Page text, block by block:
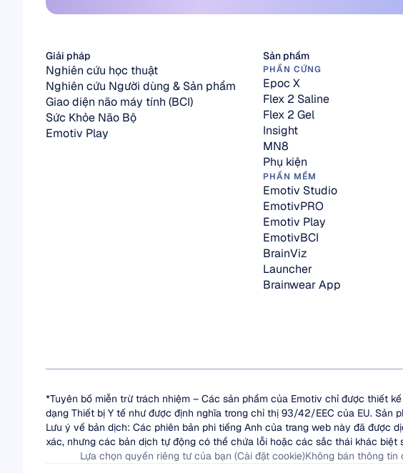
Giải pháp
Nghiên cứu học thuật
Nghiên cứu Người dùng & Sản phẩm
Giao diện não máy tính (BCI)
Sức Khỏe Não Bộ
Emotiv Play
Sản phẩm
PHẦN CỨNG
Epoc X
Flex 2 Saline
Flex 2 Gel
Insight
MN8
Phụ kiện
PHẦN MỀM
Emotiv Studio
EmotivPRO
Emotiv Play
EmotivBCI
BrainViz
Launcher
Brainwear App
*Tuyên bố miễn trừ trách nhiệm – Các sản phẩm của Emotiv chỉ được thiết
dạng Thiết bị Y tế như được định nghĩa trong chỉ thị 93/42/EEC của EU.
Lưu ý về bản dịch: Các phiên bản phi tiếng Anh của trang web này đã được
xác, nhưng các bản dịch tự động có thể chứa lỗi hoặc các sắc thái khác
Lựa chọn quyền riêng tư của bạn (Cài đặt cookie)Không bán thông tin